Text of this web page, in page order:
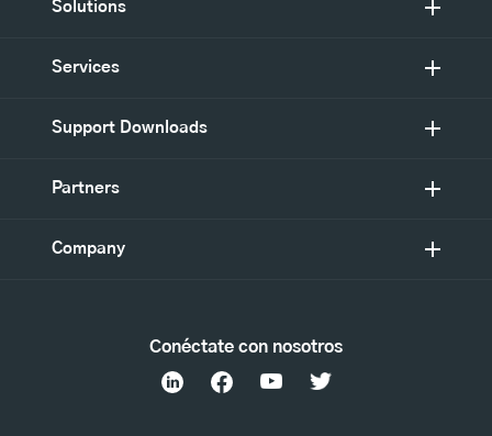
Solutions
Services
Support Downloads
Partners
Company
Conéctate con nosotros